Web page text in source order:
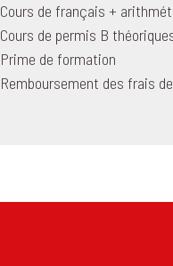
Cours de français +
Cours de permis B
Prime de formation
Remboursement des frais